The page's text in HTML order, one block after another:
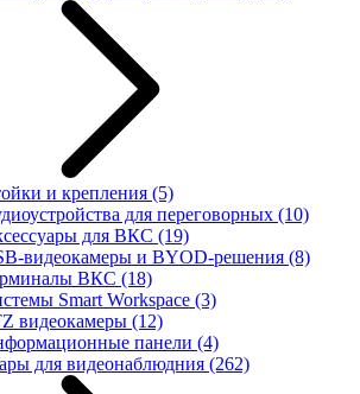
и крепления (5)
для переговорных (10)
для ВКС (19)
видеокамеры и BYOD-решения (8)
ВКС (18)
Smart Workspace (3)
видеокамеры (12)
панели (4)
для видеонаблюдния (262)